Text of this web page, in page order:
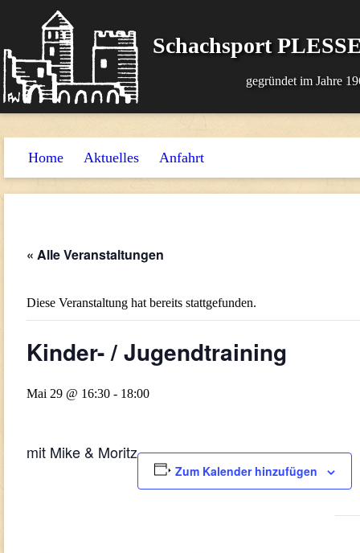
Schachsport
gegründet im Jahre
Home Aktuelles Anfahrt
« Alle Veranstaltungen
Diese Veranstaltung hat bereits stattgefunden.
Kinder- / Jugendtraining
Mai 29 @ 16:30 - 18:00
mit Mike & Moritz
Zum Kalender hinzufügen